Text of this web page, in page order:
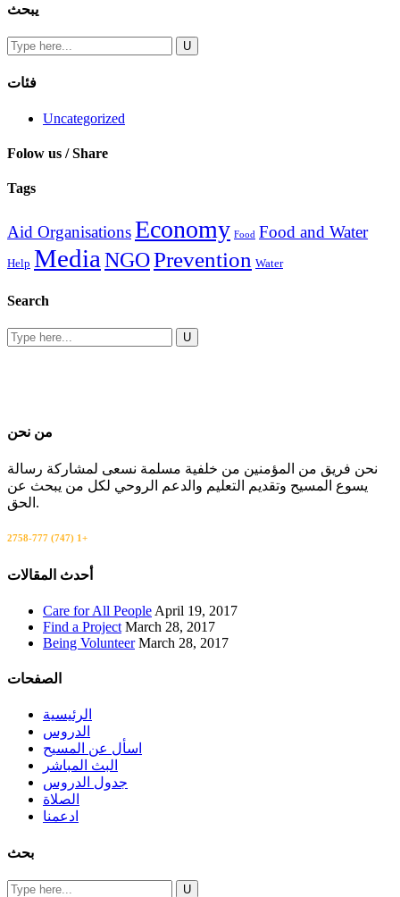
يبحث
فئات
Uncategorized
Folow us / Share
Tags
Aid OrganisationsEconomy Food Food and Water
Help MediaNGOPrevention Water
Search
من نحن
نحن فريق من المؤمنين من خلفية مسلمة نسعى لمشاركة رسالة
يسوع المسيح وتقديم التعليم والدعم الروحي لكل من يبحث عن
الحق.
+1 (747) 777-2758
أحدث المقالات
Care for All People April 19, 2017
Find a Project March 28, 2017
Being Volunteer March 28, 2017
الصفحات
الرئيسية
الدروس
اسأل عن المسيح
البث المباشر
جدول الدروس
الصلاة
ادعمنا
بحث